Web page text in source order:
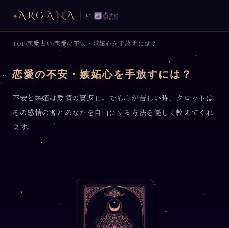
✦ARCANA by
TOP›恋愛占い›恋愛の不安・嫉妬心を手放すには？
恋愛の不安・嫉妬心を手放すには？
不安と嫉妬は愛情の裏返し。でも心が苦しい時、タロットは
その感情の源とあなたを自由にする方法を優しく教えてくれ
ます。